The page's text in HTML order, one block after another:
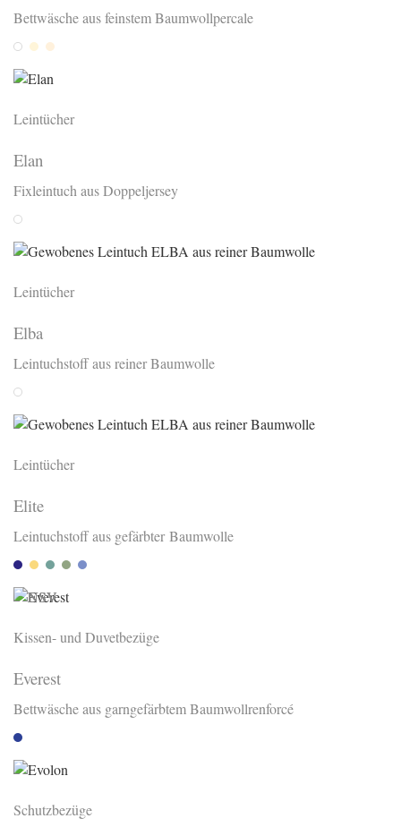
Bettwäsche aus feinstem Baumwollpercale
Weiss
IvorySand
Leintücher
Elan
Fixleintuch aus Doppeljersey
Weiss
Leintücher
Elba
Leintuchstoff aus reiner Baumwolle
Weiss
Leintücher
Elite
Leintuchstoff aus gefärbter Baumwolle
Riviera
Citron 210
Reseda 730
Schilf 731
Mare 580
Kissen- und Duvetbezüge
Everest
Bettwäsche aus garngefärbtem Baumwollrenforcé
Blau
Schutzbezüge